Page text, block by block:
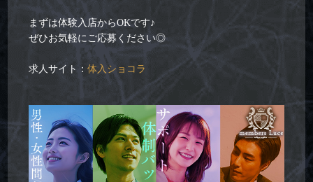
まずは体験入店からOKです♪
ぜひお気軽にご応募ください◎
求人サイト：体入ショコラ